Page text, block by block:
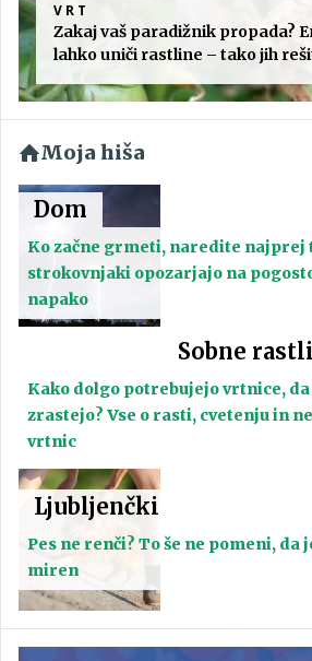
VRT
Zakaj vaš paradižnik propada?
lahko uniči rastline – tako jih
Moja hiša
Dom
Ko začne grmeti, naredite najprej
strokovnjaki opozarjajo na
napako
Sobne
Kako dolgo potrebujejo vrtnice, da
zrastejo? Vse o rasti, cvetenju in
vrtnic
Ljubljenčki
Pes ne renči? To še ne pomeni, da
miren